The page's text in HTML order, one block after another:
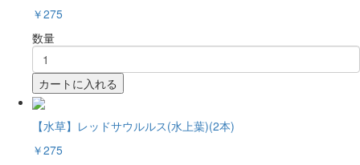
￥275
数量
カートに入れる
【水草】レッドサウルルス(水上葉)(2本)
￥275